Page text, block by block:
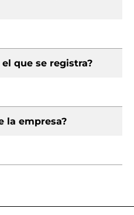
que se registra?
la empresa?